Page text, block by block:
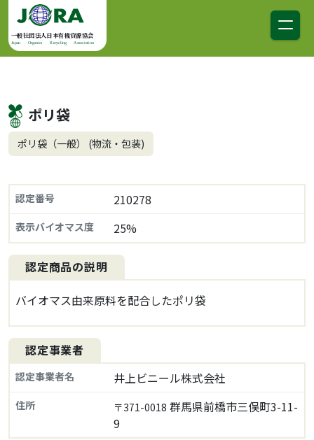
コンテンツへスキップ
メインナビゲーション
一般社団法人日本有機資源協会
Japan Organics Recycling Association
ポリ袋
ポリ袋（一般） (物流・包装)
認定番号 210278
表示バイオマス度 25%
認定商品の説明
バイオマス由来原料を配合したポリ袋
認定事業者
認定事業者名 井上ビニール株式会社
住所 〒371-0018 群馬県前橋市三俣町3-11-
9